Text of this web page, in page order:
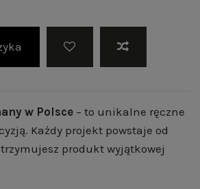
w Polsce– to unikalne ręczne
Każdy projekt powstaje od
produkt wyjątkowej